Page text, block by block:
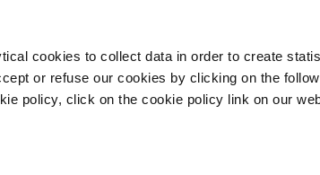
cookies to collect data in order to create
or refuse our cookies by clicking on the
policy, click on the cookie policy link on our